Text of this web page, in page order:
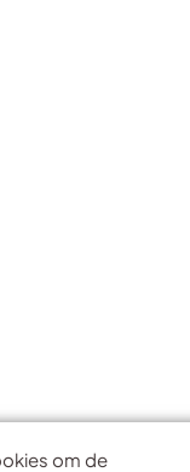
om de